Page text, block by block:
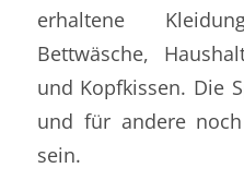
erhaltene
Bettwäsche,
und Kopfkissen. Die
und für andere
sein.